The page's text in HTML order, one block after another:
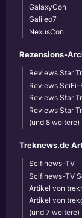
GalaxyCon
Galileo7
NexusCon
Rezensions-
Reviews Star
Reviews SciFi-
Reviews Star
Reviews Star
(und 8 weitere)
Treknews.de
Scifinews-TV
Scifinews-TV
Artikel von
Artikel von
(und 7 weitere)